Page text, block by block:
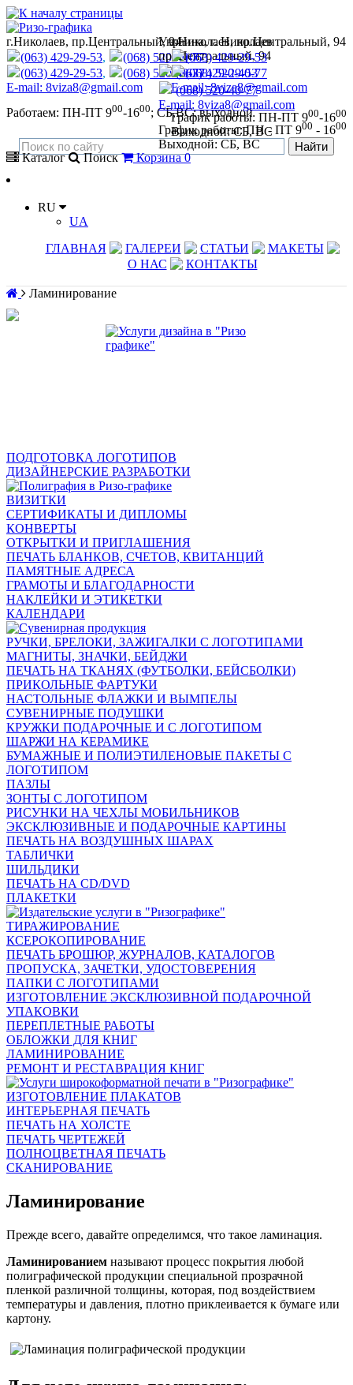
Украина,г. Николаев
пр. Центральный, 94
(063) 429-29-53
(068) 520-40-77
E-mail: 8viza8@gmail.com
График работы: ПН - ПТ 900 - 1600
Выходной: СБ, ВС
г.Николаев, пр.Центральный, 94
(063) 429-29-53
(068) 520-40-77
E-mail: 8viza8@gmail.com
График работы: ПН-ПТ 900-1600
Выходной: СБ, ВС
г.Николаев, пр.Центральный, 94
(063) 429-29-53,
(068) 520-40-77
(063) 429-29-53,
(068) 520-40-77
E-mail: 8viza8@gmail.com
Работаем: ПН-ПТ 900-1600; СБ,ВС: выходной
Каталог Поиск Корзина0
RU
UA
ГЛАВНАЯ
ГАЛЕРЕИ СТАТЬИ
МАКЕТЫ
О НАС
КОНТАКТЫ
Ламинирование
ПОДГОТОВКА ЛОГОТИПОВ
ДИЗАЙНЕРСКИЕ РАЗРАБОТКИ
ВИЗИТКИ
СЕРТИФИКАТЫ И ДИПЛОМЫ
КОНВЕРТЫ
ОТКРЫТКИ И ПРИГЛАШЕНИЯ
ПЕЧАТЬ БЛАНКОВ, СЧЕТОВ, КВИТАНЦИЙ
ПАМЯТНЫЕ АДРЕСА
ГРАМОТЫ И БЛАГОДАРНОСТИ
НАКЛЕЙКИ И ЭТИКЕТКИ
КАЛЕНДАРИ
РУЧКИ, БРЕЛОКИ, ЗАЖИГАЛКИ С ЛОГОТИПАМИ
МАГНИТЫ, ЗНАЧКИ, БЕЙДЖИ
ПЕЧАТЬ НА ТКАНЯХ (ФУТБОЛКИ, БЕЙСБОЛКИ)
ПРИКОЛЬНЫЕ ФАРТУКИ
НАСТОЛЬНЫЕ ФЛАЖКИ И ВЫМПЕЛЫ
СУВЕНИРНЫЕ ПОДУШКИ
КРУЖКИ ПОДАРОЧНЫЕ И С ЛОГОТИПОМ
ШАРЖИ НА КЕРАМИКЕ
БУМАЖНЫЕ И ПОЛИЭТИЛЕНОВЫЕ ПАКЕТЫ С
ЛОГОТИПОМ
ПАЗЛЫ
ЗОНТЫ С ЛОГОТИПОМ
РИСУНКИ НА ЧЕХЛЫ МОБИЛЬНИКОВ
ЭКСКЛЮЗИВНЫЕ И ПОДАРОЧНЫЕ КАРТИНЫ
ПЕЧАТЬ НА ВОЗДУШНЫХ ШАРАХ
ТАБЛИЧКИ
ШИЛЬДИКИ
ПЕЧАТЬ НА CD/DVD
ПЛАКЕТКИ
ТИРАЖИРОВАНИЕ
КСЕРОКОПИРОВАНИЕ
ПЕЧАТЬ БРОШЮР, ЖУРНАЛОВ, КАТАЛОГОВ
ПРОПУСКА, ЗАЧЕТКИ, УДОСТОВЕРЕНИЯ
ПАПКИ С ЛОГОТИПАМИ
ИЗГОТОВЛЕНИЕ ЭКСКЛЮЗИВНОЙ ПОДАРОЧНОЙ
УПАКОВКИ
ПЕРЕПЛЕТНЫЕ РАБОТЫ
ОБЛОЖКИ ДЛЯ КНИГ
ЛАМИНИРОВАНИЕ
РЕМОНТ И РЕСТАВРАЦИЯ КНИГ
ИЗГОТОВЛЕНИЕ ПЛАКАТОВ
ИНТЕРЬЕРНАЯ ПЕЧАТЬ
ПЕЧАТЬ НА ХОЛСТЕ
ПЕЧАТЬ ЧЕРТЕЖЕЙ
ПОЛНОЦВЕТНАЯ ПЕЧАТЬ
СКАНИРОВАНИЕ
Ламинирование
Прежде всего, давайте определимся, что такое ламинация.
Ламинированием называют процесс покрытия любой
полиграфической продукции специальной прозрачной
пленкой различной толщины, которая, под воздействием
температуры и давления, плотно приклеивается к бумаге или
картону.